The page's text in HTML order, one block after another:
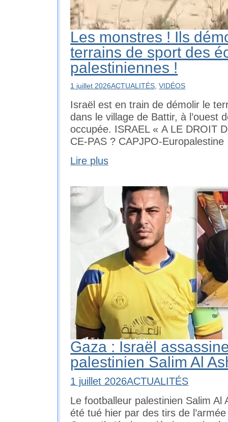
Les monstres ! Ils
terrains de sport des
palestiniennes !
1 juillet 2026ACTUALITÉS ,VIDÉOS
Israël est en train de démolir le
dans le village de Battir, à l’ouest
occupée. ISRAEL « A LE DROIT
CE-PAS ? CAPJPO-Europalestine
Lire plus
Gaza : Israël
palestinien Salim Al
1 juillet 2026ACTUALITÉS
Le footballeur palestinien Salim Al
été tué hier par des tirs de